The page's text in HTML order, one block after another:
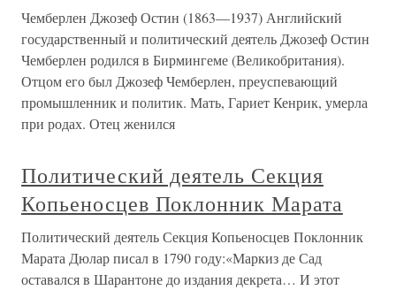
Чемберлен Джозеф Остин (1863—1937) Английский
государственный и политический деятель Джозеф Остин
Чемберлен родился в Бирмингеме (Великобритания).
Отцом его был Джозеф Чемберлен, преуспевающий
промышленник и политик. Мать, Гариет Кенрик, умерла
при родах. Отец женился
Политический деятель Секция
Копьеносцев Поклонник Марата
Политический деятель Секция Копьеносцев Поклонник
Марата Дюлар писал в 1790 году:«Маркиз де Сад
оставался в Шарантоне до издания декрета… И этот